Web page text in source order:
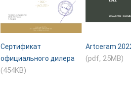
Сертификат
официального дилера
(454KB)
Artceram
(pdf, 25MB)